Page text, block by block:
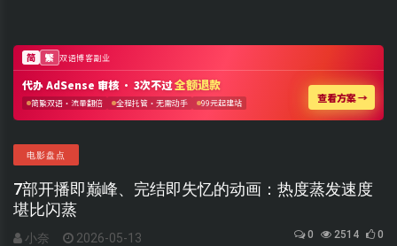
电影盘点
7部开播即巅峰、完结即失忆的动画：热度蒸发速度
堪比闪蒸
小奈 2026-05-13 0 2514 0